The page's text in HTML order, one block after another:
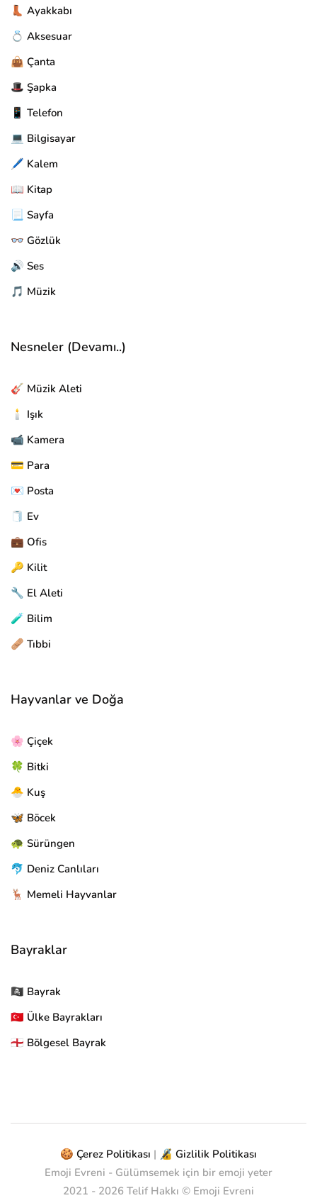
👢 Ayakkabı
💍 Aksesuar
👜 Çanta
🎩 Şapka
📱 Telefon
💻 Bilgisayar
🖊️ Kalem
📖 Kitap
📃 Sayfa
👓 Gözlük
🔊 Ses
🎵 Müzik
Nesneler (Devamı..)
🎸 Müzik Aleti
🕯️ Işık
📹 Kamera
💳 Para
💌 Posta
🧻 Ev
💼 Ofis
🔑 Kilit
🔧 El Aleti
🧪 Bilim
🩹 Tıbbi
Hayvanlar ve Doğa
🌸 Çiçek
🍀 Bitki
🐣 Kuş
🦋 Böcek
🐢 Sürüngen
🐬 Deniz Canlıları
🦌 Memeli Hayvanlar
Bayraklar
🏴‍☠ Bayrak
🇹🇷 Ülke Bayrakları
🏴󠁧󠁢󠁥󠁮󠁧󠁿 Bölgesel Bayrak
🍪 Çerez Politikası | 🔏 Gizlilik Politikası
Emoji Evreni - Gülümsemek için bir emoji yeter
2021 - 2026 Telif Hakkı © Emoji Evreni